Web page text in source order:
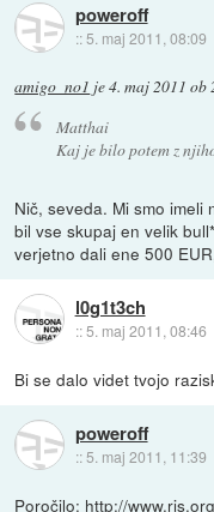
poweroff
:: 5. maj 2011, 08:09
amigo_no1 je4. maj 2011 ob
Matthai
Kaj je bilo potem z
Nič, seveda. Mi smo
bil vse skupaj en velik
verjetno dali ene 500
l0g1t3ch
::5. maj 2011, 08:46
Bi se dalo videt tvojo
poweroff
:: 5. maj 2011, 11:39
Poročilo: http://